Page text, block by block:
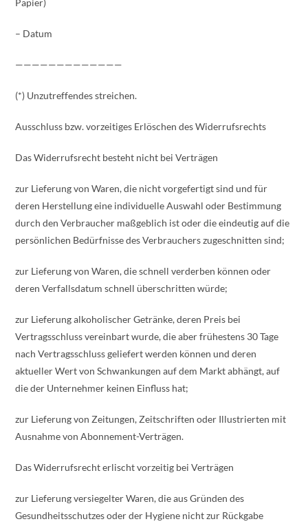
Papier)
– Datum
—————————————
(*) Unzutreffendes streichen.
Ausschluss bzw. vorzeitiges Erlöschen des Widerrufsrechts
Das Widerrufsrecht besteht nicht bei Verträgen
zur Lieferung von Waren, die nicht vorgefertigt sind und für
deren Herstellung eine individuelle Auswahl oder Bestimmung
durch den Verbraucher maßgeblich ist oder die eindeutig auf die
persönlichen Bedürfnisse des Verbrauchers zugeschnitten sind;
zur Lieferung von Waren, die schnell verderben können oder
deren Verfallsdatum schnell überschritten würde;
zur Lieferung alkoholischer Getränke, deren Preis bei
Vertragsschluss vereinbart wurde, die aber frühestens 30 Tage
nach Vertragsschluss geliefert werden können und deren
aktueller Wert von Schwankungen auf dem Markt abhängt, auf
die der Unternehmer keinen Einfluss hat;
zur Lieferung von Zeitungen, Zeitschriften oder Illustrierten mit
Ausnahme von Abonnement-Verträgen.
Das Widerrufsrecht erlischt vorzeitig bei Verträgen
zur Lieferung versiegelter Waren, die aus Gründen des
Gesundheitsschutzes oder der Hygiene nicht zur Rückgabe